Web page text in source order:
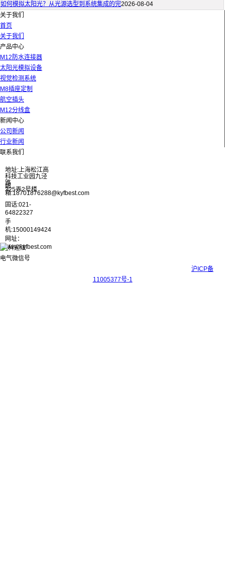
如何模拟太阳光？从光源选型到系统集成的完2026-08-04
关于我们
首页
关于我们
产品中心
M12防水连接器
太阳光模拟设备
视觉检测系统
M8插座定制
航空插头
M12分线盒
新闻中心
公司新闻
行业新闻
联系我们
地址:上海松江高
科技工业园九泾
路
325弄2号楼
邮
箱:18701876288@kyfbest.com
固话:021-
64822327
手
机:15000149424
网址：
www.kyfbest.com
沪ICP备
11005377号-1